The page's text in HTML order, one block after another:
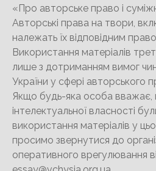
«Про авторське право і
Авторські права на твори,
належать їх відповідним
Використання матеріалів
лише з дотриманням вимог
України у сфері авторського
Якщо будь-яка особа вважає,
інтелектуальної власності
використання матеріалів у
просимо звернутися до
оперативного врегулювання